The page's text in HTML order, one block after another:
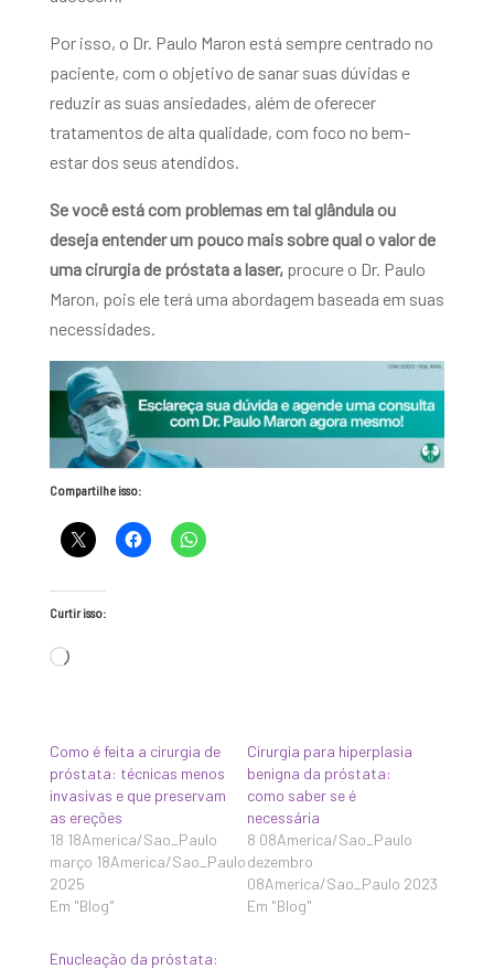
Por isso, o Dr. Paulo Maron está sempre centrado no
paciente, com o objetivo de sanar suas dúvidas e
reduzir as suas ansiedades, além de oferecer
tratamentos de alta qualidade, com foco no bem-
estar dos seus atendidos.
Se você está com problemas em tal glândula ou
deseja entender um pouco mais sobre qual o valor de
uma cirurgia de próstata a laser,procure o Dr. Paulo
Maron, pois ele terá uma abordagem baseada em suas
necessidades.
Compartilhe isso:
Curtir isso:
Carregando...
Como é feita a cirurgia de
próstata: técnicas menos
invasivas e que preservam
as ereções
18 18America/Sao_Paulo
março 18America/Sao_Paulo
2025
Em "Blog"
Cirurgia para hiperplasia
benigna da próstata:
como saber se é
necessária
8 08America/Sao_Paulo
dezembro
08America/Sao_Paulo 2023
Em "Blog"
Enucleação da próstata: